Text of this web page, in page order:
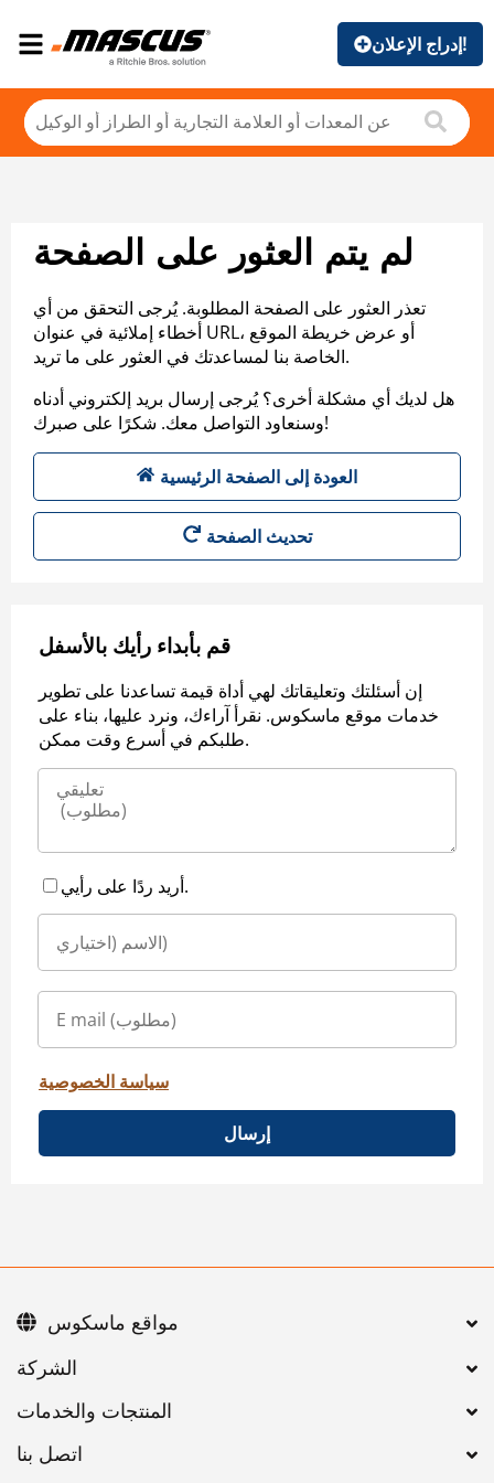
إدراج الإعلان!
لم يتم العثور على الصفحة
تعذر العثور على الصفحة المطلوبة. يُرجى التحقق من أي
أخطاء إملائية في عنوان URL، أو عرض خريطة الموقع
الخاصة بنا لمساعدتك في العثور على ما تريد.
هل لديك أي مشكلة أخرى؟ يُرجى إرسال بريد إلكتروني أدناه
وسنعاود التواصل معك. شكرًا على صبرك!
العودة إلى الصفحة الرئيسية
تحديث الصفحة
قم بأبداء رأيك بالأسفل
إن أسئلتك وتعليقاتك لهي أداة قيمة تساعدنا على تطوير
خدمات موقع ماسكوس. نقرأ آراءك، ونرد عليها، بناء على
طلبكم في أسرع وقت ممكن.
أريد ردًا على رأيي.
سياسة الخصوصية
إرسال
اتصل بنا
مواقع ماسكوس